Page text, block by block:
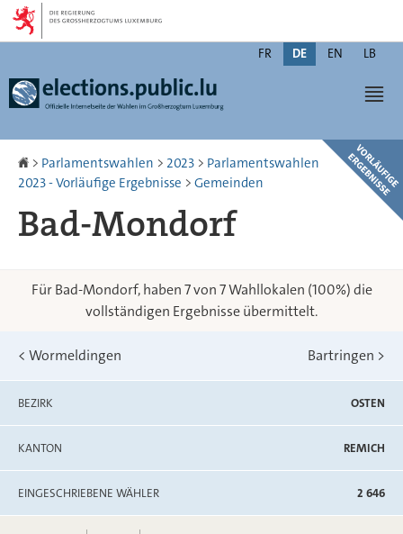
Zur
Navigation
Zum
Inhalt
Changer
FR DE EN LB
Startseite
> Parlamentswahlen > 2023 > Parlamentswahlen
2023 - Vorläufige Ergebnisse > Gemeinden
Bad-Mondorf
Für Bad-Mondorf, haben 7 von 7 Wahllokalen (100%) die
vollständigen Ergebnisse übermittelt.
< Wormeldingen Bartringen >
BEZIRK OSTEN
KANTON REMICH
EINGESCHRIEBENE WÄHLER 2 646